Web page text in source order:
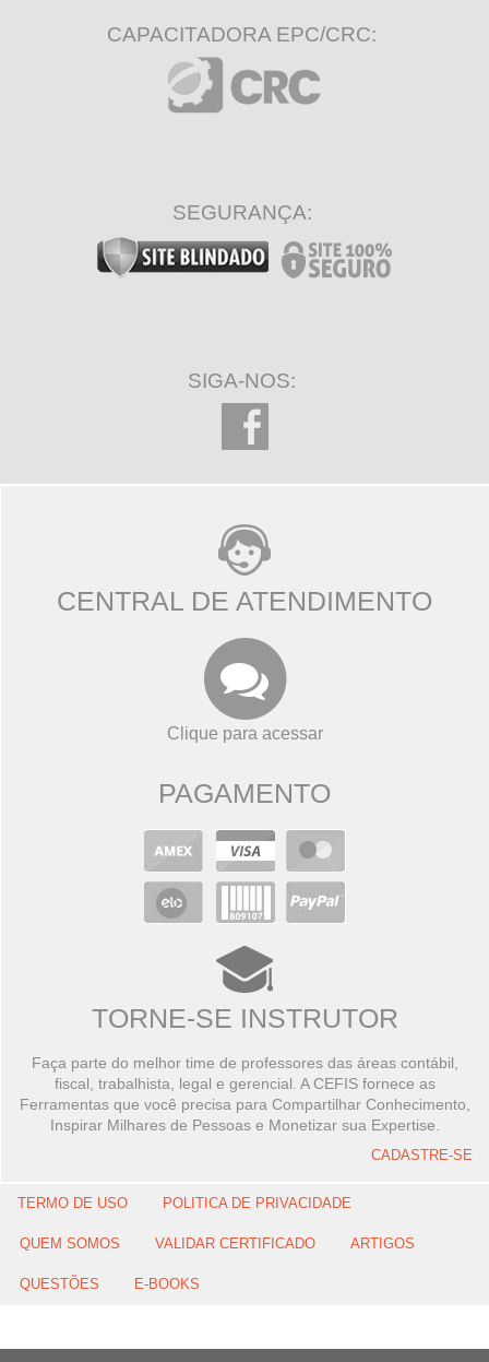
CAPACITADORA EPC/CRC:
SEGURANÇA:
SIGA-NOS:
CENTRAL DE ATENDIMENTO
Clique para acessar
PAGAMENTO
TORNE-SE INSTRUTOR
Faça parte do melhor time de professores das áreas contábil,
fiscal, trabalhista, legal e gerencial. A CEFIS fornece as
Ferramentas que você precisa para Compartilhar Conhecimento,
Inspirar Milhares de Pessoas e Monetizar sua Expertise.
CADASTRE-SE
TERMO DE USO POLITICA DE PRIVACIDADE
QUEM SOMOS VALIDAR CERTIFICADO ARTIGOS
QUESTÕES E-BOOKS